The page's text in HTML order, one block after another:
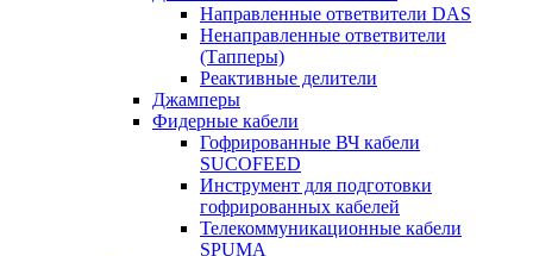
Направленные ответвители DAS
Ненаправленные ответвители
(Тапперы)
Реактивные делители
Джамперы
Фидерные кабели
Гофрированные ВЧ кабели
SUCOFEED
Инструмент для подготовки
гофрированных кабелей
Телекоммуникационные кабели
SPUMA